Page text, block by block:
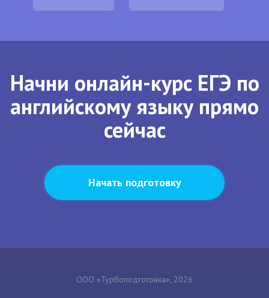
Начни онлайн-курс ЕГЭ по
английскому языку прямо
сейчас
Начать подготовку
ООО «Турбоподготовка», 2026